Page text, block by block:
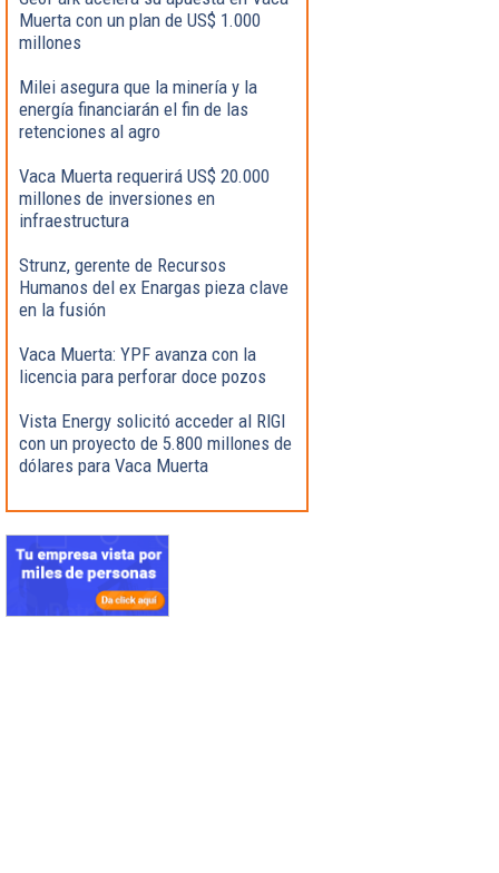
Muerta con un plan de US$ 1.000
millones
Milei asegura que la minería y la
energía financiarán el fin de las
retenciones al agro
Vaca Muerta requerirá US$ 20.000
millones de inversiones en
infraestructura
Strunz, gerente de Recursos
Humanos del ex Enargas pieza clave
en la fusión
Vaca Muerta: YPF avanza con la
licencia para perforar doce pozos
Vista Energy solicitó acceder al RIGI
con un proyecto de 5.800 millones de
dólares para Vaca Muerta